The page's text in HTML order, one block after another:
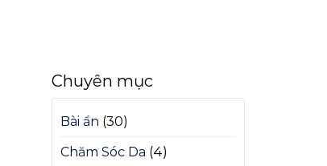
Chuyên mục
Bài ẩn (30)
Chăm Sóc Da (4)